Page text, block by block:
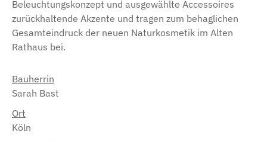
Beleuchtungskonzept und ausgewählte Accessoires
zurückhaltende Akzente und tragen zum behaglichen
Gesamteindruck der neuen Naturkosmetik im Alten
Rathaus bei.
Bauherrin
Sarah Bast
Ort
Köln